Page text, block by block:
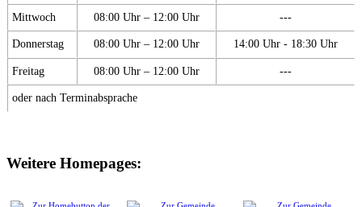
Mittwoch 08:00 Uhr – 12:00 Uhr ---
Donnerstag 08:00 Uhr – 12:00 Uhr 14:00 Uhr - 18:30 Uhr
Freitag 08:00 Uhr – 12:00 Uhr ---
oder nach Terminabsprache
Weitere Homepages: